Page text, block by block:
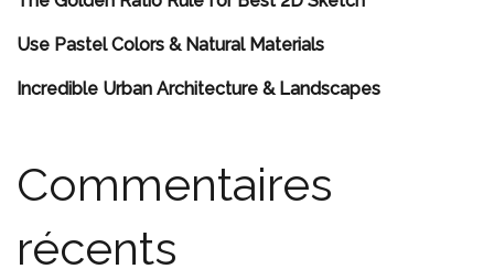
Use Pastel Colors & Natural Materials
Incredible Urban Architecture & Landscapes
Commentaires
récents